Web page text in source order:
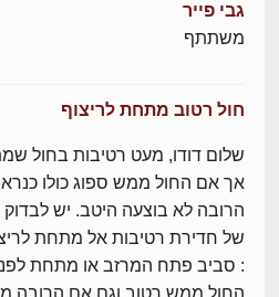
גבי פייר
משתתף
חול רטוב מתחת לריצוף
שלום דודו, מעט רטיבות בחול
אך אם החול ממש ספוג כולו
הרובה לא בוצעה היטב. יש
של חדירת רטיבות אל מתחת
: סביב פתח המרזב או מתחת
החול ממש רטוב וגם אם הרובה